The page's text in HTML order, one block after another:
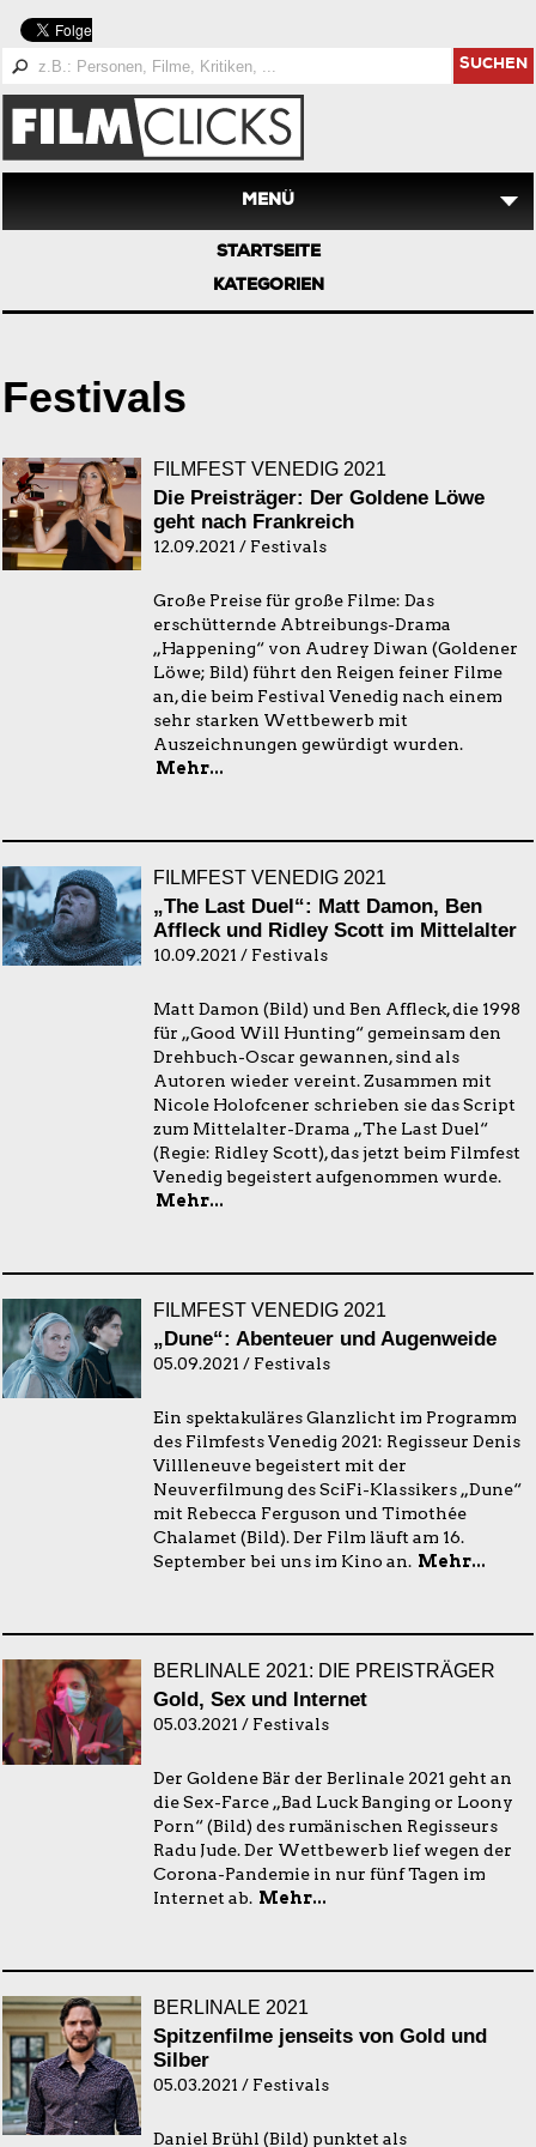
SUCHEN
MENÜ
STARTSEITE
KATEGORIEN
Festivals
FILMFEST VENEDIG 2021
Die Preisträger: Der Goldene Löwe
geht nach Frankreich
12.09.2021 / Festivals
Große Preise für große Filme: Das
erschütternde Abtreibungs-Drama
„Happening“ von Audrey Diwan (Goldener
Löwe; Bild) führt den Reigen feiner Filme
an, die beim Festival Venedig nach einem
sehr starken Wettbewerb mit
Auszeichnungen gewürdigt wurden.
Mehr...
FILMFEST VENEDIG 2021
„The Last Duel“: Matt Damon, Ben
Affleck und Ridley Scott im Mittelalter
10.09.2021 / Festivals
Matt Damon (Bild) und Ben Affleck, die 1998
für „Good Will Hunting“ gemeinsam den
Drehbuch-Oscar gewannen, sind als
Autoren wieder vereint. Zusammen mit
Nicole Holofcener schrieben sie das Script
zum Mittelalter-Drama „The Last Duel“
(Regie: Ridley Scott), das jetzt beim Filmfest
Venedig begeistert aufgenommen wurde.
Mehr...
FILMFEST VENEDIG 2021
„Dune“: Abenteuer und Augenweide
05.09.2021 / Festivals
Ein spektakuläres Glanzlicht im Programm
des Filmfests Venedig 2021: Regisseur Denis
Villleneuve begeistert mit der
Neuverfilmung des SciFi-Klassikers „Dune“
mit Rebecca Ferguson und Timothée
Chalamet (Bild). Der Film läuft am 16.
September bei uns im Kino an. Mehr...
BERLINALE 2021: DIE PREISTRÄGER
Gold, Sex und Internet
05.03.2021 / Festivals
Der Goldene Bär der Berlinale 2021 geht an
die Sex-Farce „Bad Luck Banging or Loony
Porn“ (Bild) des rumänischen Regisseurs
Radu Jude. Der Wettbewerb lief wegen der
Corona-Pandemie in nur fünf Tagen im
Internet ab. Mehr...
BERLINALE 2021
Spitzenfilme jenseits von Gold und
Silber
05.03.2021 / Festivals
Daniel Brühl (Bild) punktet als